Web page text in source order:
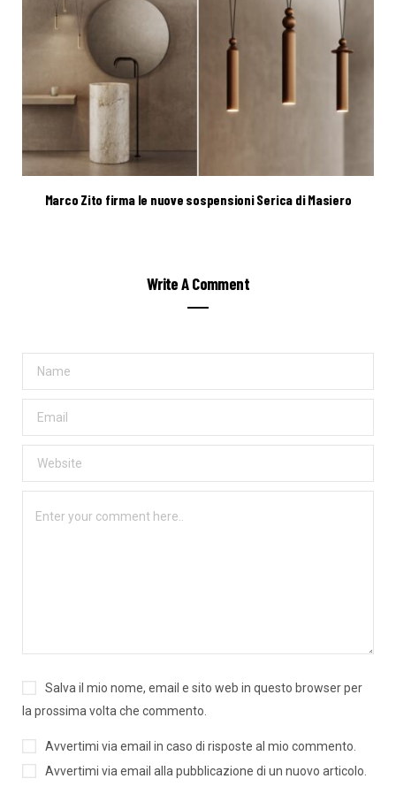
Marco Zito firma le nuove sospensioni Serica di Masiero
Write A Comment
Salva il mio nome, email e sito web in questo browser per
la prossima volta che commento.
Avvertimi via email in caso di risposte al mio commento.
Avvertimi via email alla pubblicazione di un nuovo articolo.